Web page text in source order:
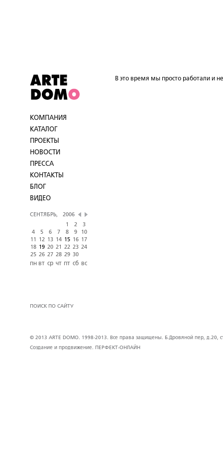
КОМПАНИЯ
КАТАЛОГ
ПРОЕКТЫ
НОВОСТИ
ПРЕССА
КОНТАКТЫ
БЛОГ
ВИДЕО
СЕНТЯБРЬ,
2006
1
2
3
4
5 6 7 8 9
10
11
12 13 14 15 16
17
18 19 20 21 22 23 24
25 26 27 28 29 30
пн вт ср чт пт сб вс
ПОИСК ПО САЙТУ
В это время мы просто работали и
© 2013 ARTE DOMO. 1998-2013. Все права защищены. Б.Дровяной пер, д.20,
Создание и продвижение.
ПЕРФЕКТ-ОНЛАЙН